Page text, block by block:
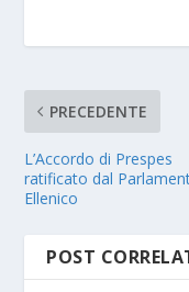
PRECEDENTE
L’Accordo di Prespes
ratificato dal
Ellenico
POST